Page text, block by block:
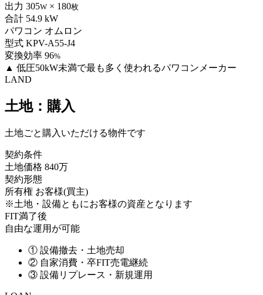
出力 305W × 180枚
合計 54.9 kW
パワコン オムロン
型式 KPV-A55-J4
変換効率 96%
▲ 低圧50kW未満で最も多く使われるパワコンメーカー
LAND
土地：購入
土地ごと購入いただける物件です
契約条件
土地価格 840万
契約形態
所有権 お客様(買主)
※土地・設備ともにお客様の資産となります
FIT満了後
自由な運用が可能
① 設備撤去・土地売却
② 自家消費・卒FIT売電継続
③ 設備リプレース・新規運用